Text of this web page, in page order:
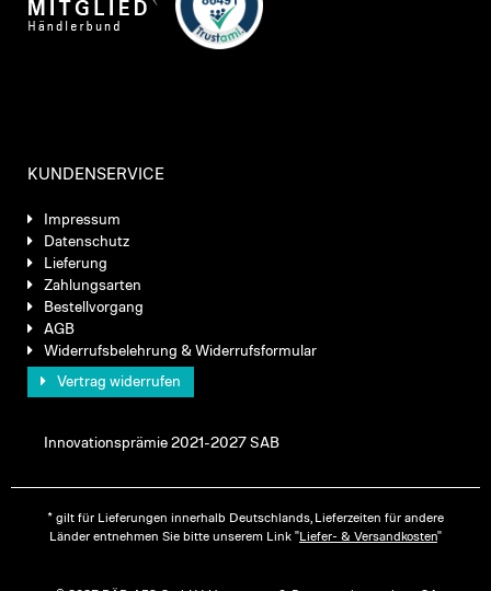
KUNDENSERVICE
Impressum
Datenschutz
Lieferung
Zahlungsarten
Bestellvorgang
AGB
Widerrufsbelehrung & Widerrufsformular
Vertrag widerrufen
Innovationsprämie 2021-2027 SAB
* gilt für Lieferungen innerhalb Deutschlands, Lieferzeiten für andere
Länder entnehmen Sie bitte unserem Link "Liefer- & Versandkosten"